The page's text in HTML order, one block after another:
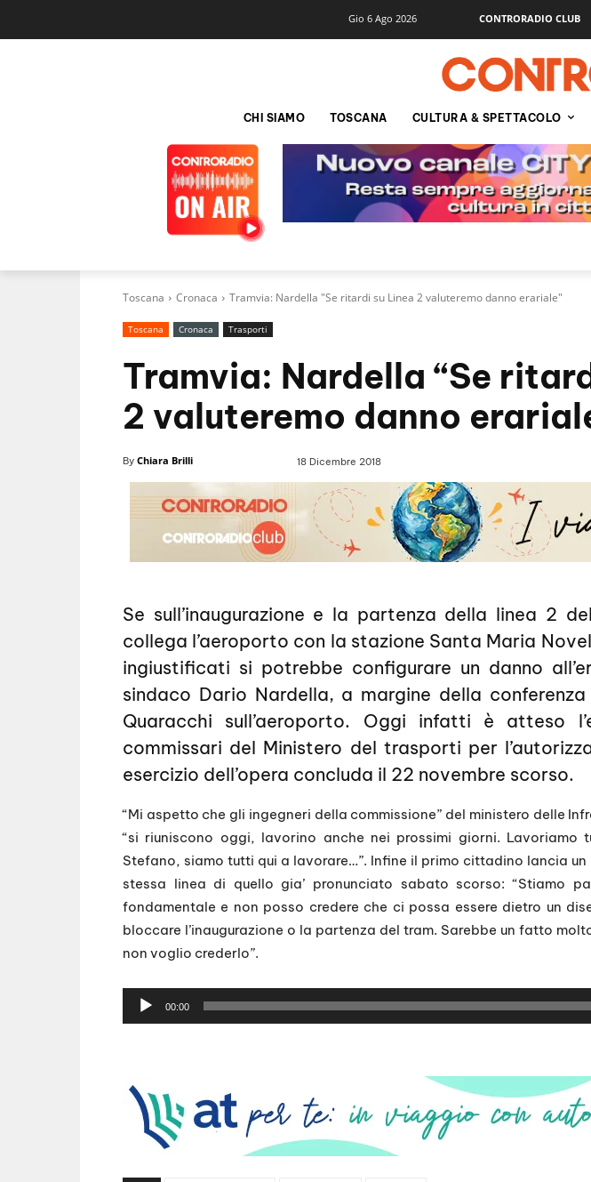
Gio 6 Ago 2026 CONTRORADIO CLUB
CHI SIAMO TOSCANA CULTURA & SPETTACOLO
Toscana Cronaca Tramvia: Nardella "Se ritardi su Linea 2 valuteremo danno erariale"
Toscana Cronaca Trasporti
Tramvia: Nardella “Se
2 valuteremo danno
By Chiara Brilli 18 Dicembre 2018
Se sull’inaugurazione e la partenza della linea 2
collega l’aeroporto con la stazione Santa Maria
ingiustificati si potrebbe configurare un danno
sindaco Dario Nardella, a margine della
Quaracchi sull’aeroporto. Oggi infatti è atteso
commissari del Ministero del trasporti per
esercizio dell’opera concluda il 22 novembre scorso.
“Mi aspetto che gli ingegneri della commissione” del ministero delle
“si riuniscono oggi, lavorino anche nei prossimi giorni.
Stefano, siamo tutti qui a lavorare…”. Infine il primo cittadino lancia
stessa linea di quello gia’ pronunciato sabato scorso: “Stiamo
fondamentale e non posso credere che ci possa essere dietro un
bloccare l’inaugurazione o la partenza del tram. Sarebbe un fatto
non voglio crederlo”.
u
o
00:00